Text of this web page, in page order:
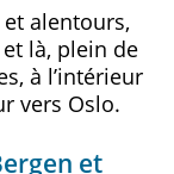
alentours,
là, plein de
à l’intérieur
vers Oslo.
et